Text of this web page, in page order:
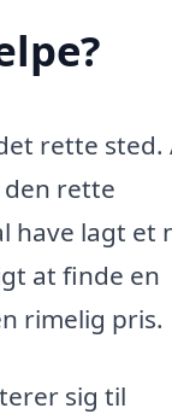
rette sted.
rette
have lagt et
at finde en
rimelig pris.
sig til